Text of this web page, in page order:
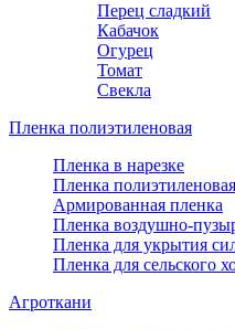
Перец сладкий
Кабачок
Огурец
Томат
Свекла
Пленка полиэтиленовая
Пленка в нарезке
Пленка полиэтиленовая
Армированная пленка
Пленка воздушно-
Пленка для укрытия
Пленка для сельского
Агроткани